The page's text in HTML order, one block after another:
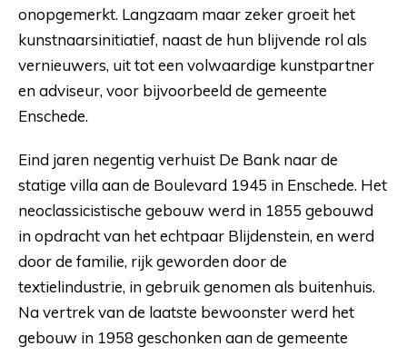
onopgemerkt. Langzaam maar zeker groeit het
kunstnaarsinitiatief, naast de hun blijvende rol als
vernieuwers, uit tot een volwaardige kunstpartner
en adviseur, voor bijvoorbeeld de gemeente
Enschede.
Eind jaren negentig verhuist De Bank naar de
statige villa aan de Boulevard 1945 in Enschede. Het
neoclassicistische gebouw werd in 1855 gebouwd
in opdracht van het echtpaar Blijdenstein, en werd
door de familie, rijk geworden door de
textielindustrie, in gebruik genomen als buitenhuis.
Na vertrek van de laatste bewoonster werd het
gebouw in 1958 geschonken aan de gemeente